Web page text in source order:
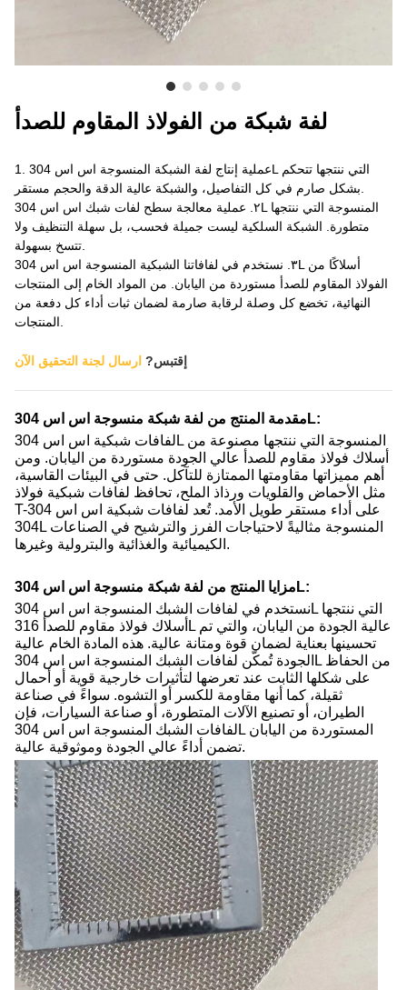
لفة شبكة من الفولاذ المقاوم للصدأ
1. عملية إنتاج لفة الشبكة المنسوجة اس اس 304L التي ننتجها تتحكم
٢. عملية معالجة سطح لفات شبك اس اس 304L المنسوجة التي ننتجها
متطورة. الشبكة السلكية ليست جميلة فحسب، بل سهلة التنظيف ولا
٣. نستخدم في لفافاتنا الشبكية المنسوجة اس اس 304L أسلاكًا من
الفولاذ المقاوم للصدأ مستوردة من اليابان. من المواد الخام إلى المنتجات
النهائية، تخضع كل وصلة لرقابة صارمة لضمان ثبات أداء كل دفعة من
إقتبس? ارسال لجنة التحقيق الآن
مقدمة المنتج من لفة شبكة منسوجة اس اس 304L:
لفافات شبكية اس اس 304L المنسوجة التي ننتجها مصنوعة من
أسلاك فولاذ مقاوم للصدأ عالي الجودة مستوردة من اليابان. ومن
أهم مميزاتها مقاومتها الممتازة للتآكل. حتى في البيئات القاسية،
مثل الأحماض والقلويات ورذاذ الملح، تحافظ لفافات شبكية فولاذ
T-304 على أداء مستقر طويل الأمد. تُعد لفافات شبكية اس اس
304L المنسوجة مثاليةً لاحتياجات الفرز والترشيح في الصناعات
الكيميائية والغذائية والبترولية وغيرها.
مزايا المنتج من لفة شبكة منسوجة اس اس 304L:
نستخدم في لفافات الشبك المنسوجة اس اس 304L التي ننتجها
أسلاك فولاذ مقاوم للصدأ 316L عالية الجودة من اليابان، والتي تم
تحسينها بعناية لضمان قوة ومتانة عالية. هذه المادة الخام عالية
الجودة تُمكّن لفافات الشبك المنسوجة اس اس 304L من الحفاظ
على شكلها الثابت عند تعرضها لتأثيرات خارجية قوية أو أحمال
ثقيلة، كما أنها مقاومة للكسر أو التشوه. سواءً في صناعة
الطيران، أو تصنيع الآلات المتطورة، أو صناعة السيارات، فإن
لفافات الشبك المنسوجة اس اس 304L المستوردة من اليابان
تضمن أداءً عالي الجودة وموثوقية عالية.